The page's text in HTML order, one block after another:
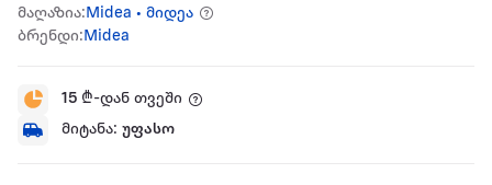
მაღაზია: Midea • მიდეა
ბრენდი: Midea
15 ₾-დან თვეში
მიტანა: უფასო